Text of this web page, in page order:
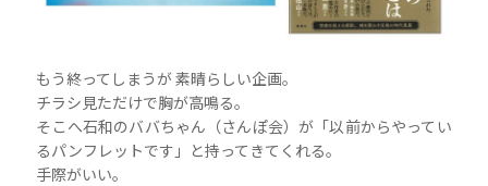
もう終ってしまうが 素晴らしい企画。
チラシ見ただけで胸が高鳴る。
そこへ石和のババちゃん（さんぽ会）が「以前からやってい
るパンフレットです」と持ってきてくれる。
手際がいい。